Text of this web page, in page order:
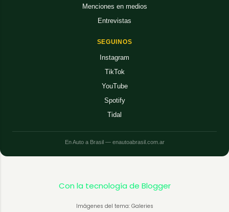
Menciones en medios
Entrevistas
SEGUINOS
Instagram
TikTok
YouTube
Spotify
Tidal
En Auto a Brasil — enautoabrasil.com.ar
Con la tecnología de Blogger
Imágenes del tema: Galeries